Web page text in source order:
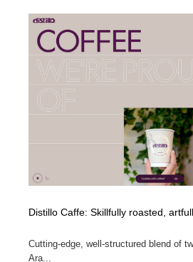
Distillo Caffe: Skillfully roasted,
Cutting-edge, well-structured blend of
Ara...